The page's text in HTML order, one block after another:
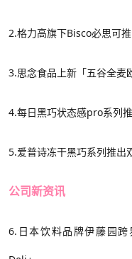
2.格力高旗下Bisco必思可
3.思念食品上新 「五谷全麦
4.每日黑巧状态感pro系列
5.爱普诗冻干黑巧系列推出
公司新资讯
6. 日本饮料品牌伊藤园跨